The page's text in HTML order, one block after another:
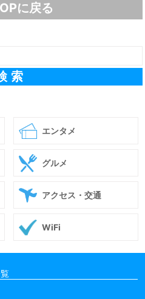
に戻る
エンタメ
グルメ
アクセス・交通
WiFi